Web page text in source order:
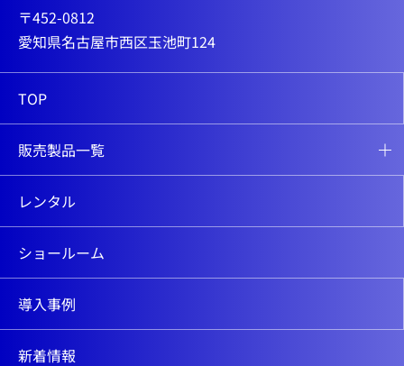
〒452-0812
愛知県名古屋市西区玉池町124
TOP
販売製品一覧
レンタル
ショールーム
導入事例
新着情報